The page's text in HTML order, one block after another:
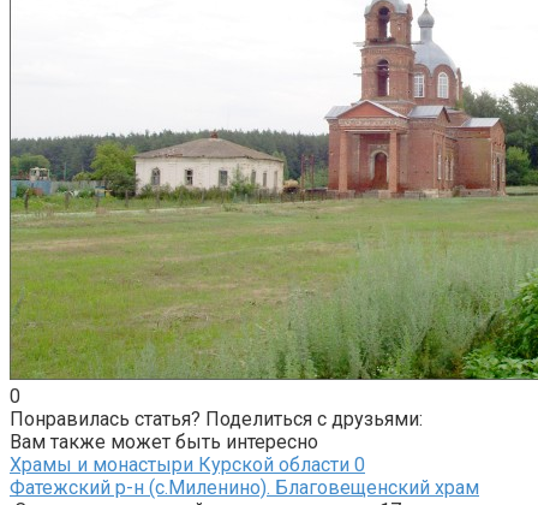
0
Понравилась статья? Поделиться с друзьями:
Вам также может быть интересно
Храмы и монастыри Курской области 0
Фатежский р-н (с.Миленино). Благовещенский храм